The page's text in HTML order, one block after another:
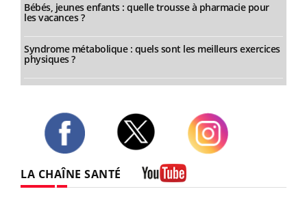
Bébés, jeunes enfants : quelle trousse à pharmacie pour
les vacances ?
Syndrome métabolique : quels sont les meilleurs exercices
physiques ?
LA CHAÎNE SANTÉ